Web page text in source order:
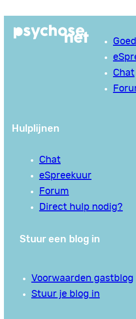
naar
Chat
Hulplijnen
Chat
eSpreekuur
Forum
Direct hulp nodig?
Stuur een blog in
Voorwaarden gastblog
Stuur je blog in